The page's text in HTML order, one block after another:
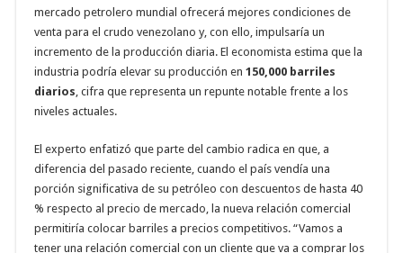
mercado petrolero mundial ofrecerá mejores condiciones de
venta para el crudo venezolano y, con ello, impulsaría un
incremento de la producción diaria. El economista estima que la
industria podría elevar su producción en150,000 barriles
diarios , cifra que representa un repunte notable frente a los
niveles actuales.
El experto enfatizó que parte del cambio radica en que, a
diferencia del pasado reciente, cuando el país vendía una
porción significativa de su petróleo con descuentos de hasta 40
% respecto al precio de mercado, la nueva relación comercial
permitiría colocar barriles a precios competitivos. “Vamos a
tener una relación comercial con un cliente que va a comprar los